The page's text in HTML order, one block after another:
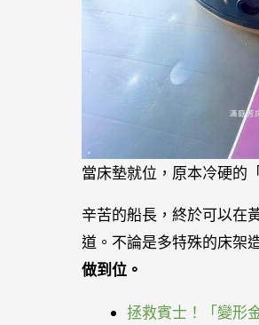
當床墊就位，原本冷硬的
辛苦的船長，終於可以在
道。不論是多特殊的床架
做到位。
拯救賓士！「變形